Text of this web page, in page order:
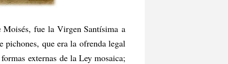
Moisés, fue la Virgen Santísima a
que era la ofrenda legal
externas de la Ley mosaica;